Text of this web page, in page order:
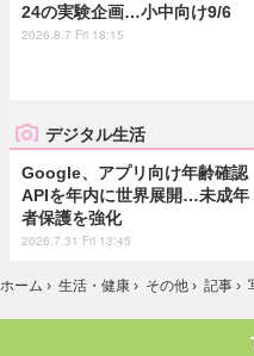
24の実験企画…小中向け9/6
2026.8.7 Fri 18:15
デジタル生活
Google、アプリ向け年齢確認
APIを年内に世界展開…未成年
者保護を強化
2026.7.31 Fri 13:45
ホーム › 生活・健康 › その他 › 記事 ›